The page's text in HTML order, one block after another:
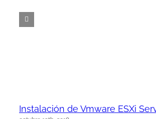
Instalación de Vmware ESXi